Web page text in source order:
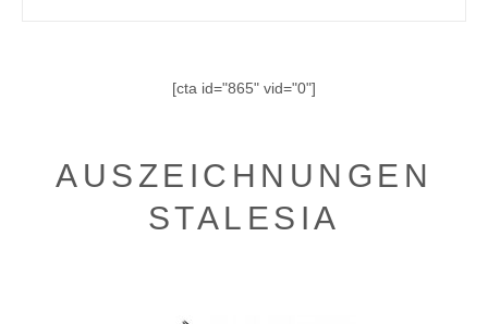
[cta id="865" vid="0"]
AUSZEICHNUNGEN
STALESIA